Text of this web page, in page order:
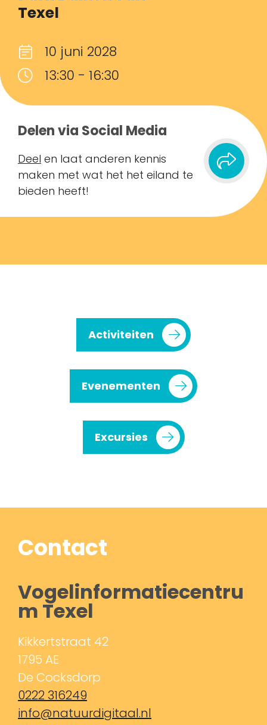
Texel
10 juni 2028
13:30 - 16:30
Delen via Social Media
Deel en laat anderen kennis
maken met wat het het eiland te
bieden heeft!
Activiteiten
Evenementen
Excursies
Contact
Vogelinformatiecentru
m Texel
Kikkertstraat 42
1795 AE
De Cocksdorp
0222 316249
info@natuurdigitaal.nl